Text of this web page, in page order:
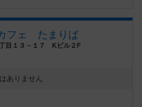
フェ たまりば
目１３－１７ Kビル２F
ありません